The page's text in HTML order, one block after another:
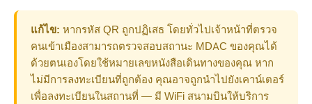
แก้ไข: หากรหัส QR ถูกปฏิเสธ โดยทั่วไปเจ้าหน้าที่ตรวจ
คนเข้าเมืองสามารถตรวจสอบสถานะ MDAC ของคุณได้
ด้วยตนเองโดยใช้หมายเลขหนังสือเดินทางของคุณ หาก
ไม่มีการลงทะเบียนที่ถูกต้อง คุณอาจถูกนำไปยังเคาน์เตอร์
เพื่อลงทะเบียนในสถานที่ — มี WiFi สนามบินให้บริการ